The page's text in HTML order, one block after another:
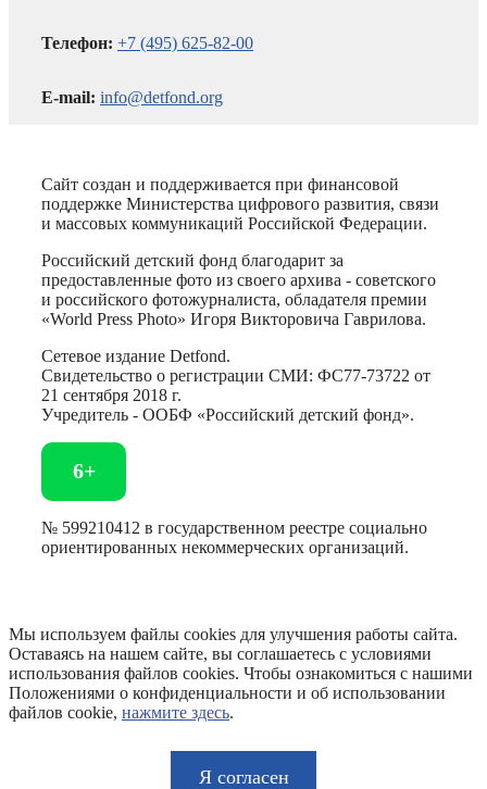
Телефон: +7 (495) 625-82-00
E-mail: info@detfond.org
Сайт создан и поддерживается при финансовой
поддержке Министерства цифрового развития, связи
и массовых коммуникаций Российской Федерации.
Российский детский фонд благодарит за
предоставленные фото из своего архива - советского
и российского фотожурналиста, обладателя премии
«World Press Photo» Игоря Викторовича Гаврилова.
Сетевое издание Detfond.
Свидетельство о регистрации СМИ: ФС77-73722 от
21 сентября 2018 г.
Учредитель - ООБФ «Российский детский фонд».
6+
№ 599210412 в государственном реестре социально
ориентированных некоммерческих организаций.
Мы используем файлы cookies для улучшения работы сайта.
Оставаясь на нашем сайте, вы соглашаетесь с условиями
использования файлов cookies. Чтобы ознакомиться с нашими
Положениями о конфиденциальности и об использовании
файлов cookie, нажмите здесь.
Я согласен